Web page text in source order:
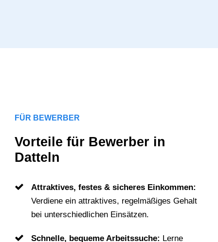
FÜR BEWERBER
Vorteile für Bewerber in
Datteln
Attraktives, festes & sicheres Einkommen:
Verdiene ein attraktives, regelmäßiges Gehalt
bei unterschiedlichen Einsätzen.
Schnelle, bequeme Arbeitssuche: Lerne